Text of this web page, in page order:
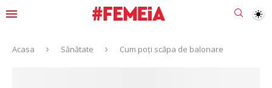
Acasa Sănătate Cum poți scăpa de balonare